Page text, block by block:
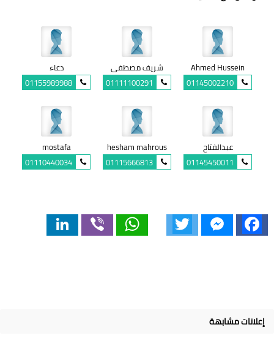
Ahmed Hussein
01145002210
شريف مصطفى
01111100291
دعاء
01155989988
عبدالفتاح
01145450011
hesham mahrous
01115666813
mostafa
01110440034
Facebook
Messenger
WhatsApp
إعلانات مشابهة